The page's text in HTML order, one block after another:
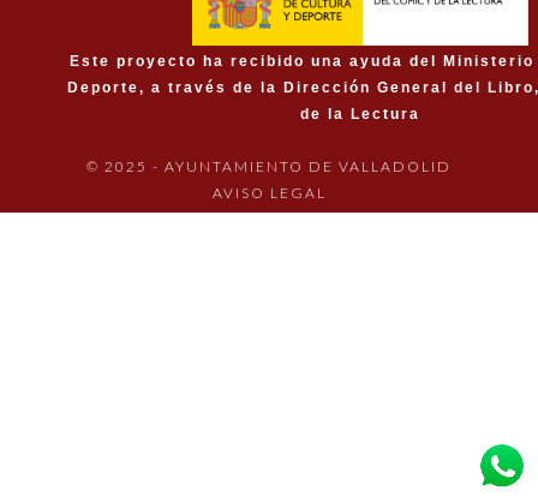
Este proyecto ha recibido una ayuda del
Deporte, a través de la Dirección General del
de la Lectura
© 2025 - AYUNTAMIENTO DE VALLADOLID
AVISO LEGAL